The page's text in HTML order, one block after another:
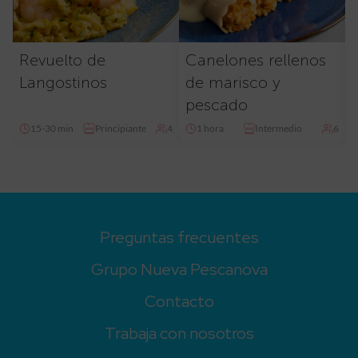
Revuelto de
Langostinos
15-30 min Principiante 4
Canelones rellenos
de marisco y
pescado
1 hora Intermedio 6
Preguntas frecuentes
Grupo Nueva Pescanova
Contacto
Trabaja con nosotros